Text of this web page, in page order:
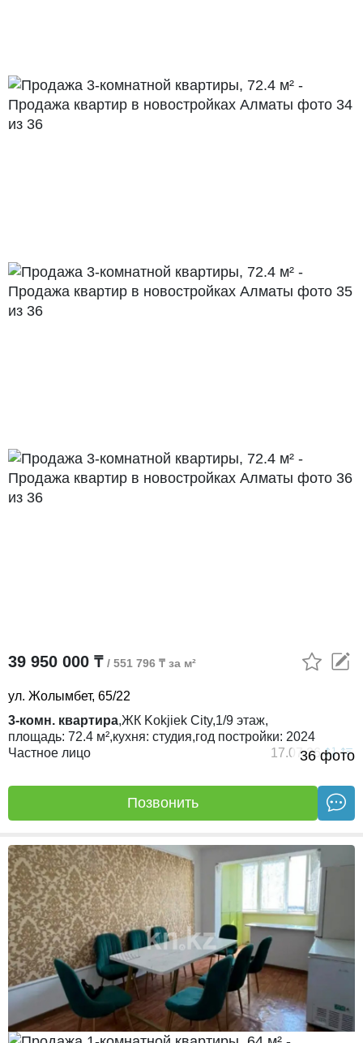
36 фото
39 950 000 ₸ / 551 796 ₸ за м²
ул. Жолымбет, 65/22
3-комн. квартира,ЖК Kokjiek City,1/9 этаж,
площадь: 72.4 м²,кухня: студия,год постройки: 2024
Частное лицо
17.07.26
Позвонить